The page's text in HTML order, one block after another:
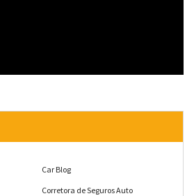
Car Blog
Corretora de Seguros Auto